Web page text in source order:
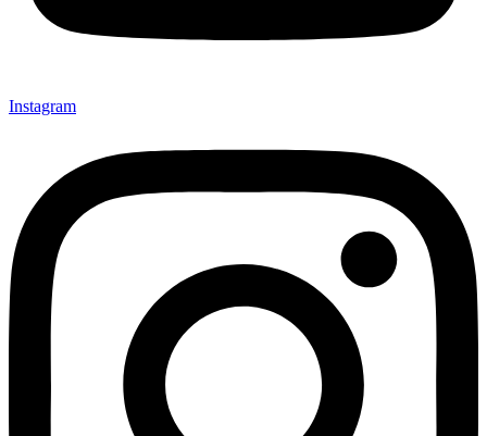
Instagram